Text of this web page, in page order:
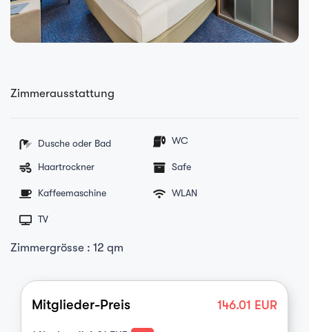
Zimmerausstattung
Dusche oder Bad WC
Haartrockner Safe
Kaffeemaschine WLAN
TV
Zimmergrösse : 12 qm
Mitglieder-Preis 146.01 EUR